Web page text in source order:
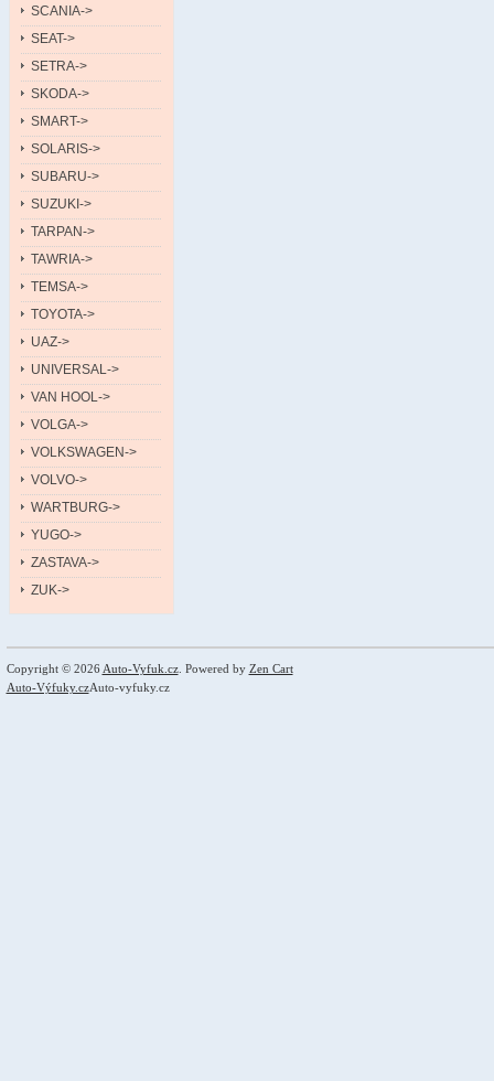
SCANIA->
SEAT->
SETRA->
SKODA->
SMART->
SOLARIS->
SUBARU->
SUZUKI->
TARPAN->
TAWRIA->
TEMSA->
TOYOTA->
UAZ->
UNIVERSAL->
VAN HOOL->
VOLGA->
VOLKSWAGEN->
VOLVO->
WARTBURG->
YUGO->
ZASTAVA->
ZUK->
Copyright © 2026 Auto-Vyfuk.cz. Powered by Zen Cart
Auto-Výfuky.czAuto-vyfuky.cz